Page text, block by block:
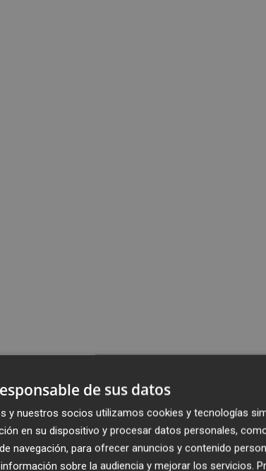
de sus datos
y nuestros socios utilizamos cookies y tecnologías
en su dispositivo y procesar datos personales,
navegación, para ofrecer anuncios y contenido
sobre la audiencia y mejorar los servicios.